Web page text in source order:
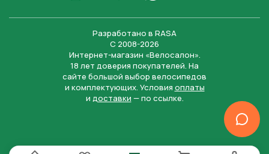
Разработано в RASA
С 2008-2026
Интернет-магазин «Велосалон».
18 лет доверия покупателей. На
сайте большой выбор велосипедов
и комплектующих. Условия оплаты
и доставки — по ссылке.
Нажимая на кнопку “Отправить заявку”, вы даете